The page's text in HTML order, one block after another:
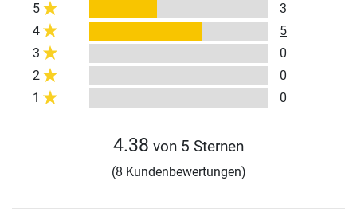
5
3
4
5
3
0
2
0
1
0
4.38 von 5 Sternen
(8 Kundenbewertungen)